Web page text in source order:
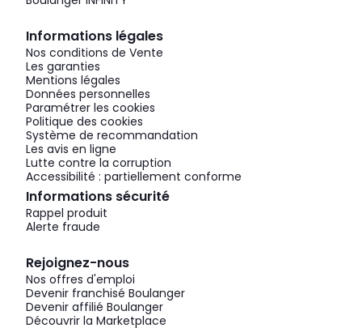
Informations légales
Nos conditions de Vente
Les garanties
Mentions légales
Données personnelles
Paramétrer les cookies
Politique des cookies
Système de recommandation
Les avis en ligne
Lutte contre la corruption
Accessibilité : partiellement conforme
Informations sécurité
Rappel produit
Alerte fraude
Rejoignez-nous
Nos offres d'emploi
Devenir franchisé Boulanger
Devenir affilié Boulanger
Découvrir la Marketplace